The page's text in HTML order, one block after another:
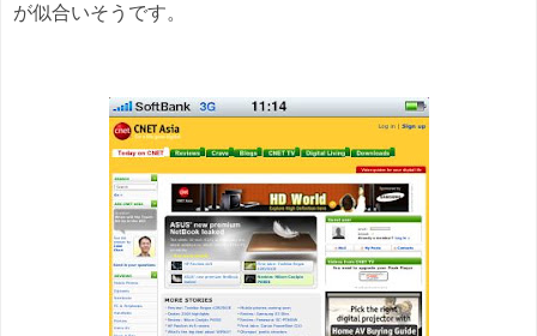
が似合いそうです。